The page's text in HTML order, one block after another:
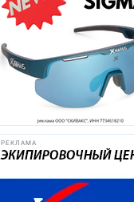
РЕКЛАМА